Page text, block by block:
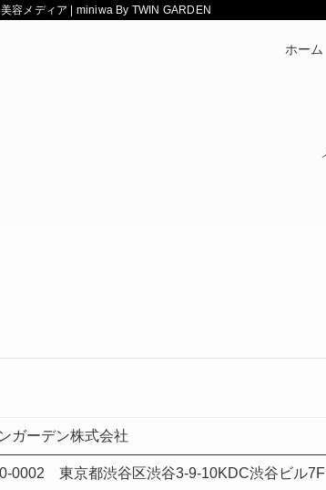
容メディア | miniwa By TWIN GARDEN
ホーム
ガーデン株式会社
0002 東京都渋谷区渋谷3-9-10KDC渋谷ビル7F